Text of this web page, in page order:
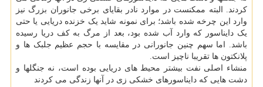
کردند. البته ممکنست در موارد نادر بقایای برخی جانوران بزرگ نیز
وارد این چرخه شده باشد؛ برای نمونه شاید یک خزنده دریایی یا حتی
یک دایناسور که وارد آب شده بود، بعد از مرگ به کف دریا رسیده
باشد. اما سهم چنین جانورانی در مقایسه با حجم عظیم جلبک ها و
پلانکتون ها تقریبا ناچیز است.
منشاء اصلی نفت بیشتر محیط های دریایی بوده است، نه جنگلها و
دشت هایی که دایناسورهای خشکی زی در آنها زندگی می کردند